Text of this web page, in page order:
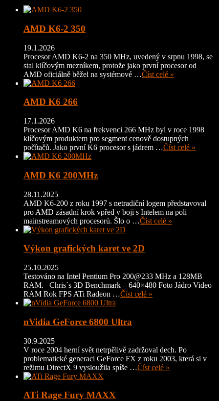
AMD K6-2 350
19.1.2026
Procesor AMD K6-2 na 350 MHz, uvedený v srpnu 1998, se
stal klíčovým mezníkem, protože jako první procesor od
AMD oficiálně běžel na systémové …Číst celé »
AMD K6 266
17.1.2026
Procesor AMD K6 na frekvenci 266 MHz byl v roce 1998
klíčovým produktem pro segment cenově dostupných
počítačů. Jako první K6 procesor s jádrem …Číst celé »
AMD K6 200MHz
28.11.2025
AMD K6-200 z roku 1997 s netradiční logem představoval
pro AMD zásadní krok vpřed v boji s Intelem na poli
mainstreamových procesorů. Šlo o …Číst celé »
Výkon grafických karet ve 2D
25.10.2025
Testováno na Intel Pentium Pro 200@233 MHz a 128MB
RAM. Chris´s 3D Benchmark – 640×480 Foto Jádro Video
RAM Rok FPS ATi Radeon …Číst celé »
nVidia GeForce 6800 Ultra
30.9.2025
V roce 2004 herní svět netrpělivě zadržoval dech. Po
problematické generaci GeForce FX z roku 2003, která si v
režimu DirectX 9 vysloužila spíše …Číst celé »
ATi Rage Fury MAXX